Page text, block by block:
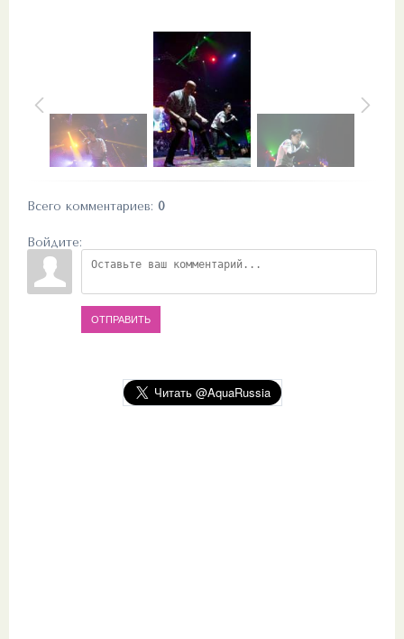
Всего комментариев: 0
Войдите:
ОТПРАВИТЬ